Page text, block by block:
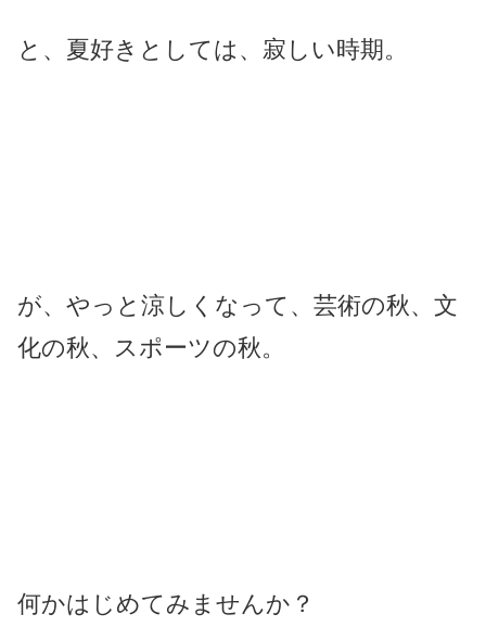
と、夏好きとしては、寂しい時期。
が、やっと涼しくなって、芸術の秋、文
化の秋、スポーツの秋。
何かはじめてみませんか？